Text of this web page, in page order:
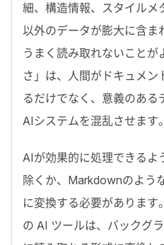
細、構造情報、スタイルメ
以外のデータが膨大に含ま
うまく読み取れないこと
さ」は、人間がドキュメ
るだけでなく、 意義のある
AI システムを混乱させます。
AIが効果的に処理できるよ
除くか、 Markdownのよう
に変換する必要があります
の AI ツールは、バックグ